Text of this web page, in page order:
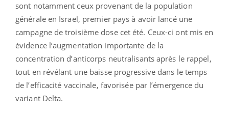
sont notamment ceux provenant de la population
générale en Israël, premier pays à avoir lancé une
campagne de troisième dose cet été. Ceux-ci ont mis en
évidence l’augmentation importante de la
concentration d’anticorps neutralisants après le rappel,
tout en révélant une baisse progressive dans le temps
de l’efficacité vaccinale, favorisée par l’émergence du
variant Delta.